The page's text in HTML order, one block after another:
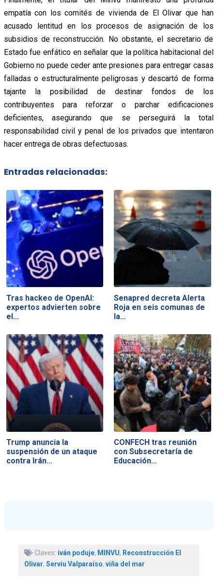
empatía con los comités de vivienda de El Olivar que han
acusado lentitud en los procesos de asignación de los
subsidios de reconstrucción. No obstante, el secretario de
Estado fue enfático en señalar que la política habitacional del
Gobierno no puede ceder ante presiones para entregar casas
falladas o estructuralmente peligrosas y descartó de forma
tajante la posibilidad de destinar fondos de los
contribuyentes para reforzar o parchar edificaciones
deficientes, asegurando que se perseguirá la total
responsabilidad civil y penal de los privados que intentaron
hacer entrega de obras defectuosas.
Entradas relacionadas:
Tras hackeo de OpenAI:
expertos advierten sobre
el…
Senapred decreta Alerta
Roja en seis comunas de
la…
Trump anuncia la
suspensión de un ataque
contra Irán…
CONFECH tras reunión
con Subsecretaría de
Educación…
Claves: iván poduje, MINVU, Reconstrucción El
Olivar, Serviu Valparaíso, viña del mar